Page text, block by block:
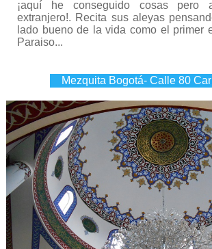
¡aquí he conseguido cosas pero
extranjero!. Recita sus aleyas
lado bueno de la vida como el primer
Paraiso...
Mezquita Bogotá- Calle 80